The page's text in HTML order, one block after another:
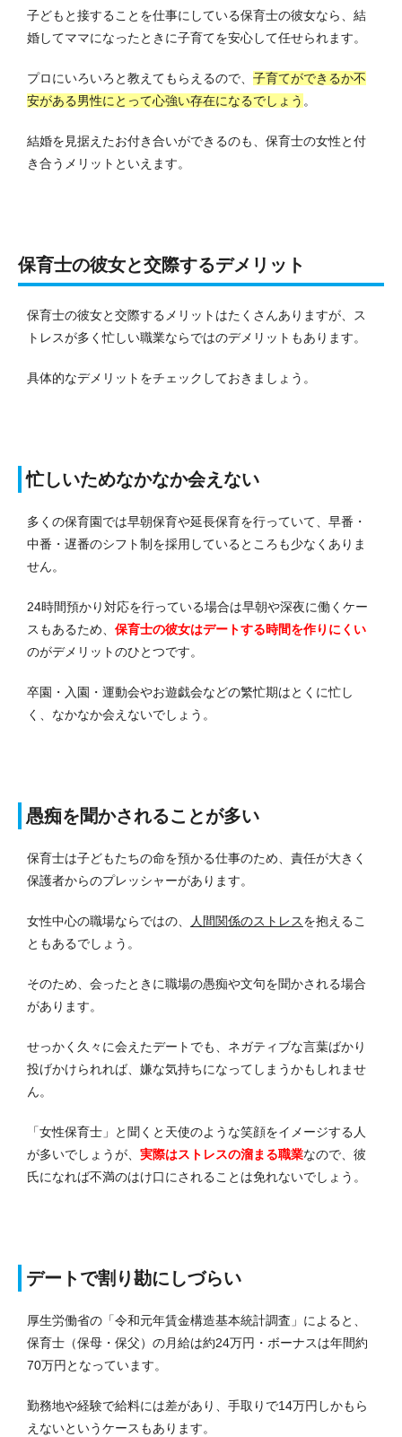
子どもと接することを仕事にしている保育士の彼女なら、結
婚してママになったときに子育てを安心して任せられます。
プロにいろいろと教えてもらえるので、 子育てができるか不
安がある男性にとって心強い存在になるでしょう 。
結婚を見据えたお付き合いができるのも、保育士の女性と付
き合うメリットといえます。
保育士の彼女と交際するデメリット
保育士の彼女と交際するメリットはたくさんありますが、ス
トレスが多く忙しい職業ならではのデメリットもあります。
具体的なデメリットをチェックしておきましょう。
忙しいためなかなか会えない
多くの保育園では早朝保育や延長保育を行っていて、早番・
中番・遅番のシフト制を採用しているところも少なくありま
せん。
24時間預かり対応を行っている場合は早朝や深夜に働くケー
スもあるため、 保育士の彼女はデートする時間を作りにくい
のがデメリットのひとつです。
卒園・入園・運動会やお遊戯会などの繁忙期はとくに忙し
く、なかなか会えないでしょう。
愚痴を聞かされることが多い
保育士は子どもたちの命を預かる仕事のため、責任が大きく
保護者からのプレッシャーがあります。
女性中心の職場ならではの、 人間関係のストレスを抱えるこ
ともあるでしょう。
そのため、会ったときに職場の愚痴や文句を聞かされる場合
があります。
せっかく久々に会えたデートでも、ネガティブな言葉ばかり
投げかけられれば、嫌な気持ちになってしまうかもしれませ
ん。
「女性保育士」と聞くと天使のような笑顔をイメージする人
が多いでしょうが、 実際はストレスの溜まる職業なので、彼
氏になれば不満のはけ口にされることは免れないでしょう。
デートで割り勘にしづらい
厚生労働省の「令和元年賃金構造基本統計調査」によると、
保育士（保母・保父）の月給は約24万円・ボーナスは年間約
70万円となっています。
勤務地や経験で給料には差があり、手取りで14万円しかもら
えないというケースもあります。